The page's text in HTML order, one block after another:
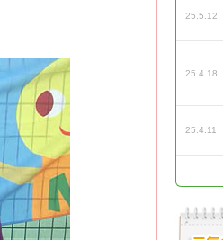
25.5.12
25.4.18
25.4.11